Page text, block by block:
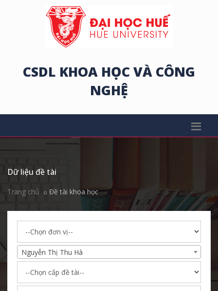
CSDL KHOA HỌC VÀ CÔNG
NGHỆ
Dữ liệu đề tài
Trang chủ Đề tài khoa học
Nguyễn Thị Thu Hà